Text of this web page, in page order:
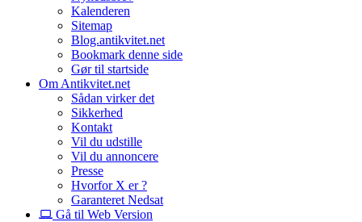
Kalenderen
Sitemap
Blog.antikvitet.net
Bookmark denne side
Gør til startside
Om Antikvitet.net
Sådan virker det
Sikkerhed
Kontakt
Vil du udstille
Vil du annoncere
Presse
Hvorfor X er ?
Garanteret Nedsat
Gå til Web Version